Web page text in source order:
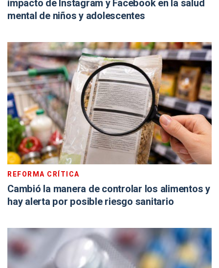
impacto de Instagram y Facebook en la salud
mental de niños y adolescentes
REFORMA CRÍTICA
Cambió la manera de controlar los alimentos y
hay alerta por posible riesgo sanitario